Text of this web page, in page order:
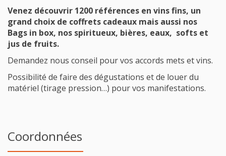
Venez découvrir 1200 références en vins fins, un
grand choix de coffrets cadeaux mais aussi nos
Bags in box, nos spiritueux, bières, eaux, softs et
jus de fruits.
Demandez nous conseil pour vos accords mets et vins.
Possibilité de faire des dégustations et de louer du
matériel (tirage pression…) pour vos manifestations.
Coordonnées